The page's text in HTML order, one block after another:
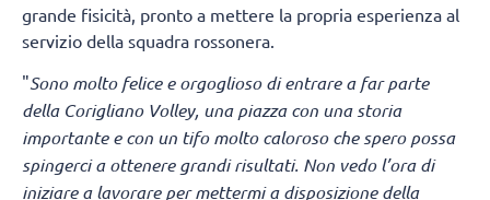
grande fisicità, pronto a mettere la propria esperienza al
servizio della squadra rossonera.
"Sono molto felice e orgoglioso di entrare a far parte
della Corigliano Volley, una piazza con una storia
importante e con un tifo molto caloroso che spero possa
spingerci a ottenere grandi risultati. Non vedo l’ora di
iniziare a lavorare per mettermi a disposizione della